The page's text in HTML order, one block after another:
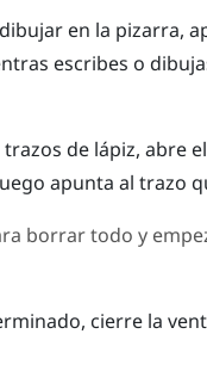
en la pizarra,
escribes o
de lápiz, abre el
apunta al trazo
borrar todo y
cierre la